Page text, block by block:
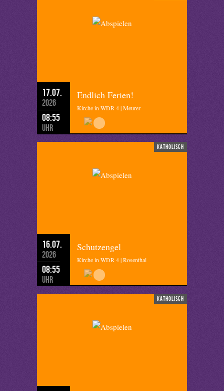
17.07.
2026
08:55
Uhr
Endlich Ferien!
Kirche in WDR 4 | Meurer
katholisch
16.07.
2026
08:55
Uhr
Schutzengel
Kirche in WDR 4 | Rosenthal
katholisch